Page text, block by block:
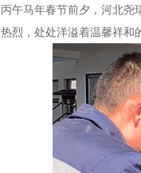
丙午马年春节前夕，河北尧
热烈，处处洋溢着温馨祥和